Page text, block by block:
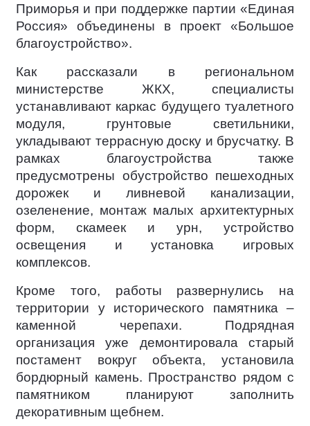
Приморья и при поддержке партии «Единая
Россия» объединены в проект «Большое
благоустройство».
Как рассказали в региональном
министерстве ЖКХ, специалисты
устанавливают каркас будущего туалетного
модуля, грунтовые светильники,
укладывают террасную доску и брусчатку. В
рамках благоустройства также
предусмотрены обустройство пешеходных
дорожек и ливневой канализации,
озеленение, монтаж малых архитектурных
форм, скамеек и урн, устройство
освещения и установка игровых
комплексов.
Кроме того, работы развернулись на
территории у исторического памятника –
каменной черепахи. Подрядная
организация уже демонтировала старый
постамент вокруг объекта, установила
бордюрный камень. Пространство рядом с
памятником планируют заполнить
декоративным щебнем.